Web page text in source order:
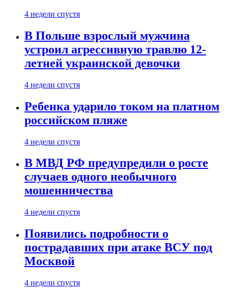
4 недели спустя
В Польше взрослый мужчина
устроил агрессивную травлю 12-
летней украинской девочки
4 недели спустя
Ребенка ударило током на платном
российском пляже
4 недели спустя
В МВД РФ предупредили о росте
случаев одного необычного
мошенничества
4 недели спустя
Появились подробности о
пострадавших при атаке ВСУ под
Москвой
4 недели спустя